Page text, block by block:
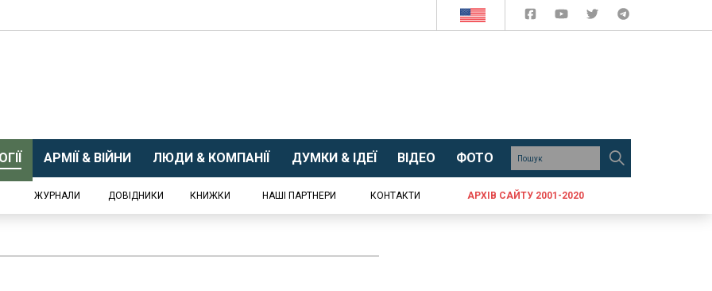
АРМІЇ & ВІЙНИ ЛЮДИ & КОМПАНІЇ ДУМКИ & ІДЕЇ ВІДЕО ФОТО
ЖУРНАЛИ ДОВІДНИКИ КНИЖКИ НАШІ ПАРТНЕРИ КОНТАКТИ АРХІВ САЙТУ 2001-2020